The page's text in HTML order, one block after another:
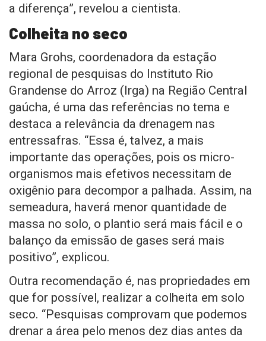
a diferença”, revelou a cientista.
Colheita no seco
Mara Grohs, coordenadora da estação
regional de pesquisas do Instituto Rio
Grandense do Arroz (Irga) na Região Central
gaúcha, é uma das referências no tema e
destaca a relevância da drenagem nas
entressafras. “Essa é, talvez, a mais
importante das operações, pois os micro-
organismos mais efetivos necessitam de
oxigênio para decompor a palhada. Assim, na
semeadura, haverá menor quantidade de
massa no solo, o plantio será mais fácil e o
balanço da emissão de gases será mais
positivo”, explicou.
Outra recomendação é, nas propriedades em
que for possível, realizar a colheita em solo
seco. “Pesquisas comprovam que podemos
drenar a área pelo menos dez dias antes da